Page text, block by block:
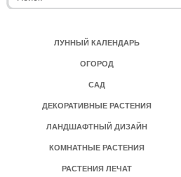
ЛУННЫЙ КАЛЕНДАРЬ
ОГОРОД
САД
ДЕКОРАТИВНЫЕ РАСТЕНИЯ
ЛАНДШАФТНЫЙ ДИЗАЙН
КОМНАТНЫЕ РАСТЕНИЯ
РАСТЕНИЯ ЛЕЧАТ